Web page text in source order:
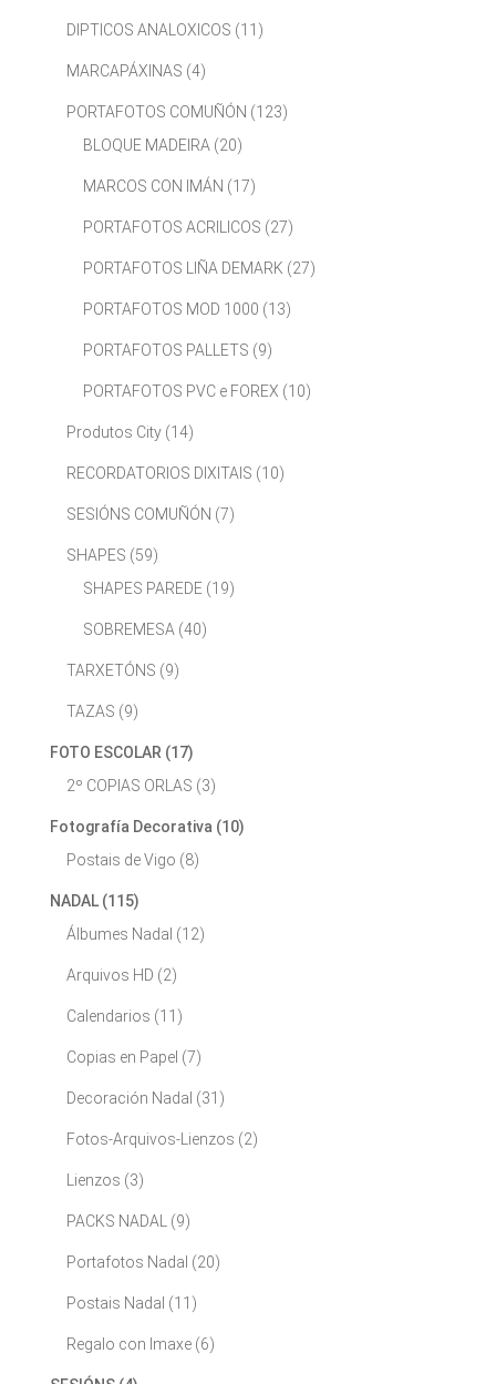
DIPTICOS ANALOXICOS (11)
MARCAPÁXINAS (4)
PORTAFOTOS COMUÑÓN (123)
BLOQUE MADEIRA (20)
MARCOS CON IMÁN (17)
PORTAFOTOS ACRILICOS (27)
PORTAFOTOS LIÑA DEMARK (27)
PORTAFOTOS MOD 1000 (13)
PORTAFOTOS PALLETS (9)
PORTAFOTOS PVC e FOREX (10)
Produtos City (14)
RECORDATORIOS DIXITAIS (10)
SESIÓNS COMUÑÓN (7)
SHAPES (59)
SHAPES PAREDE (19)
SOBREMESA (40)
TARXETÓNS (9)
TAZAS (9)
FOTO ESCOLAR (17)
2º COPIAS ORLAS (3)
Fotografía Decorativa (10)
Postais de Vigo (8)
NADAL (115)
Álbumes Nadal (12)
Arquivos HD (2)
Calendarios (11)
Copias en Papel (7)
Decoración Nadal (31)
Fotos-Arquivos-Lienzos (2)
Lienzos (3)
PACKS NADAL (9)
Portafotos Nadal (20)
Postais Nadal (11)
Regalo con Imaxe (6)